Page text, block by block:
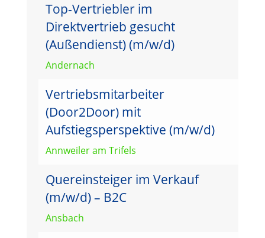
Top-Vertriebler im
Direktvertrieb gesucht
(Außendienst) (m/w/d)
Andernach
Vertriebsmitarbeiter
(Door2Door) mit
Aufstiegsperspektive (m/w/d)
Annweiler am Trifels
Quereinsteiger im Verkauf
(m/w/d) – B2C
Ansbach